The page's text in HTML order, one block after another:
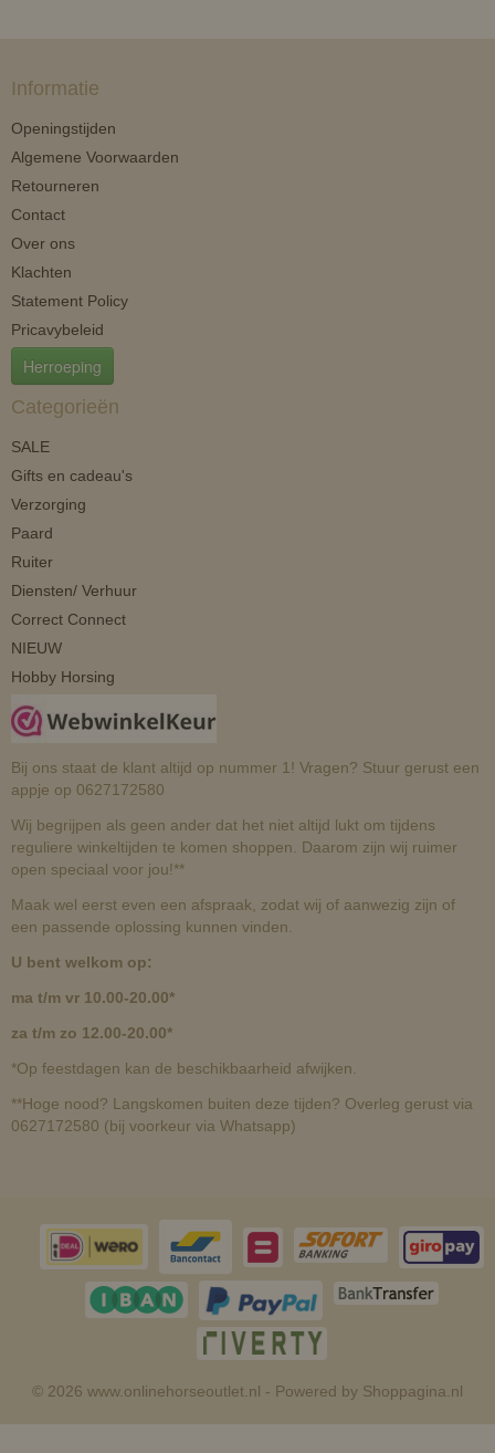
Informatie
Openingstijden
Algemene Voorwaarden
Retourneren
Contact
Over ons
Klachten
Statement Policy
Pricavybeleid
Herroeping
Categorieën
SALE
Gifts en cadeau's
Verzorging
Paard
Ruiter
Diensten/ Verhuur
Correct Connect
NIEUW
Hobby Horsing
Bij ons staat de klant altijd op nummer 1! Vragen? Stuur gerust een
appje op 0627172580
Wij begrijpen als geen ander dat het niet altijd lukt om tijdens
reguliere winkeltijden te komen shoppen. Daarom zijn wij ruimer
open speciaal voor jou!**
Maak wel eerst even een afspraak, zodat wij of aanwezig zijn of
een passende oplossing kunnen vinden.
U bent welkom op:
ma t/m vr 10.00-20.00*
za t/m zo 12.00-20.00*
*Op feestdagen kan de beschikbaarheid afwijken.
**Hoge nood? Langskomen buiten deze tijden? Overleg gerust via
0627172580 (bij voorkeur via Whatsapp)
© 2026 www.onlinehorseoutlet.nl - Powered by Shoppagina.nl